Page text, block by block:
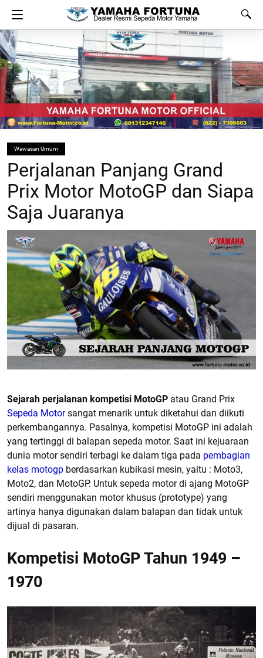
Wawasan Umum
Perjalanan Panjang Grand
Prix Motor MotoGP dan Siapa
Saja Juaranya
Sejarah perjalanan kompetisi MotoGP atau Grand Prix
Sepeda Motorsangat menarik untuk diketahui dan diikuti
perkembangannya. Pasalnya, kompetisi MotoGP ini adalah
yang tertinggi di balapan sepeda motor. Saat ini kejuaraan
dunia motor sendiri terbagi ke dalam tiga pada pembagian
kelas motogp berdasarkan kubikasi mesin, yaitu : Moto3,
Moto2, dan MotoGP. Untuk sepeda motor di ajang MotoGP
sendiri menggunakan motor khusus (prototype) yang
artinya hanya digunakan dalam balapan dan tidak untuk
dijual di pasaran.
Kompetisi MotoGP Tahun 1949 –
1970